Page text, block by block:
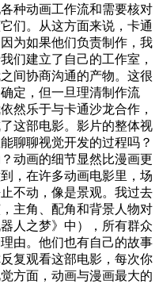
种动画工作流和需要核对
们。从这方面来说，卡通
为如果他们负责制作，我
们建立了自己的工作室，
间协商沟通的产物。这很
定，但一旦理清制作流
然乐于与卡通沙龙合作，
这部电影。影片的整体视
聊聊视觉开发的过程吗？
动画的细节显然比漫画更
，在许多动画电影里，场
不动，像是景观。我过去
主角、配角和背景人物对
人之梦》中），所有群众
由。他们也有自己的故事
复观看这部电影，每次你
方面，动画与漫画最大的